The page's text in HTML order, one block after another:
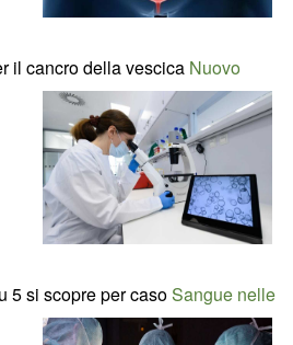
il cancro della vescica Nuovo
5 si scopre per casoSangue nelle